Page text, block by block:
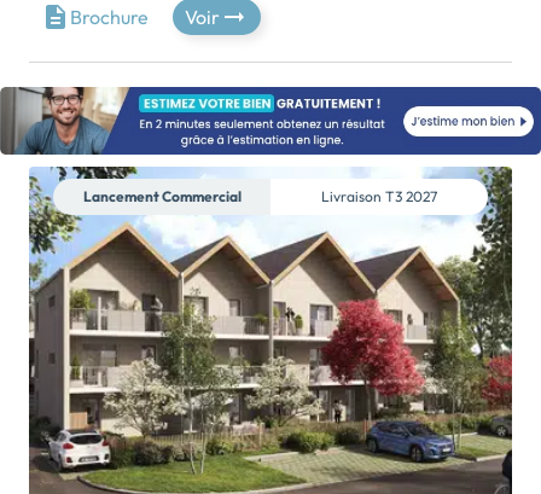
nouveau dispositif JeanBrun)Inscrit dans un quartier
résidentiel et préservé, au cœur de Chantepie,
MANOLI saura répondre à vos besoins en vous offrant
un cadre de vie paisible et agréable. Ce programme
intimiste est situé Avenue de la Grotte, à proximité
immédiate du centre-ville, des commerces, des bus,
et de la future ligne de TramBus.Petit collectif de 13
logements avec au RDC des appartements du studio
au T3 avec jardin privatif. Les espaces extérieurs sont
pensés pour favoriser le bien-être et la convivialité
tandis que les logements […] Voir le programme
immobilier neuf >>
Brochure Voir
Lancement Commercial Livraison T3 2027